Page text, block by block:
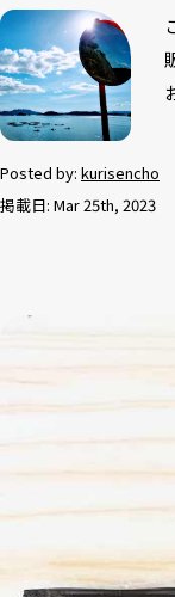
Posted by: kurisencho
掲載日: Mar 25th, 2023